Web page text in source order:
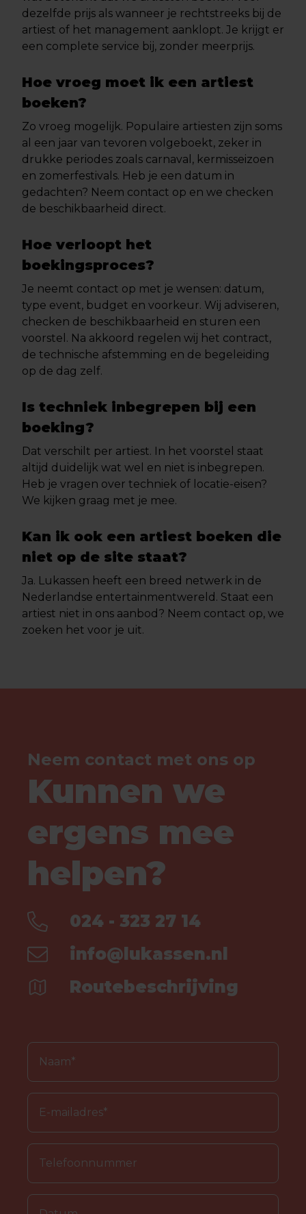
dezelfde prijs als wanneer je rechtstreeks bij de
artiest of het management aanklopt. Je krijgt er
een complete service bij, zonder meerprijs.
Hoe vroeg moet ik een artiest
boeken?
Zo vroeg mogelijk. Populaire artiesten zijn soms
al een jaar van tevoren volgeboekt, zeker in
drukke periodes zoals carnaval, kermisseizoen
en zomerfestivals. Heb je een datum in
gedachten? Neem contact op en we checken
de beschikbaarheid direct.
Hoe verloopt het
boekingsproces?
Je neemt contact op met je wensen: datum,
type event, budget en voorkeur. Wij adviseren,
checken de beschikbaarheid en sturen een
voorstel. Na akkoord regelen wij het contract,
de technische afstemming en de begeleiding
op de dag zelf.
Is techniek inbegrepen bij een
boeking?
Dat verschilt per artiest. In het voorstel staat
altijd duidelijk wat wel en niet is inbegrepen.
Heb je vragen over techniek of locatie-eisen?
We kijken graag met je mee.
Kan ik ook een artiest boeken die
niet op de site staat?
Ja. Lukassen heeft een breed netwerk in de
Nederlandse entertainmentwereld. Staat een
artiest niet in ons aanbod? Neem contact op, we
zoeken het voor je uit.
Neem contact met ons op
Kunnen we
ergens mee
helpen?
024 - 323 27 14
info@lukassen.nl
Routebeschrijving